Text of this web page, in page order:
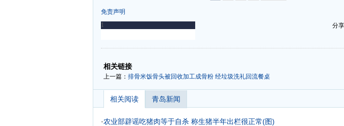
免责声明
分
-
相关链接
上一篇： 排骨米饭骨头被回收加工成骨粉 经垃圾洗礼回流餐桌
相关阅读 青岛新闻
·农业部辟谣吃猪肉等于自杀 称生猪半年出栏很正常(图)